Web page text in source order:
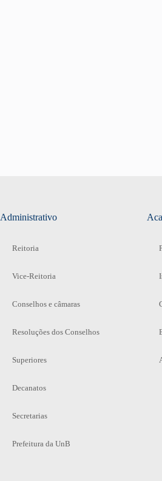
Administrativo
Reitoria
Vice-Reitoria
Conselhos e câmaras
Resoluções dos Conselhos
Superiores
Decanatos
Secretarias
Prefeitura da UnB